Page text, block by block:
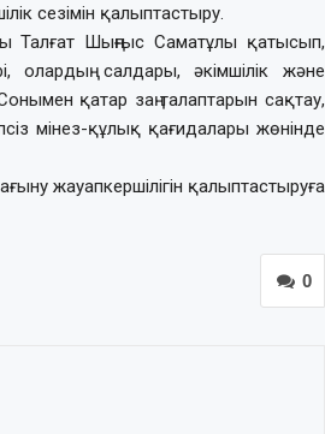
сезімін қалыптастыру.
Талғат Шыңғыс Саматұлы қатысып,
олардың салдары, әкімшілік және
қатар заң талаптарын сақтау,
мінез-құлық қағидалары жөнінде
жауапкершілігін қалыптастыруға
0